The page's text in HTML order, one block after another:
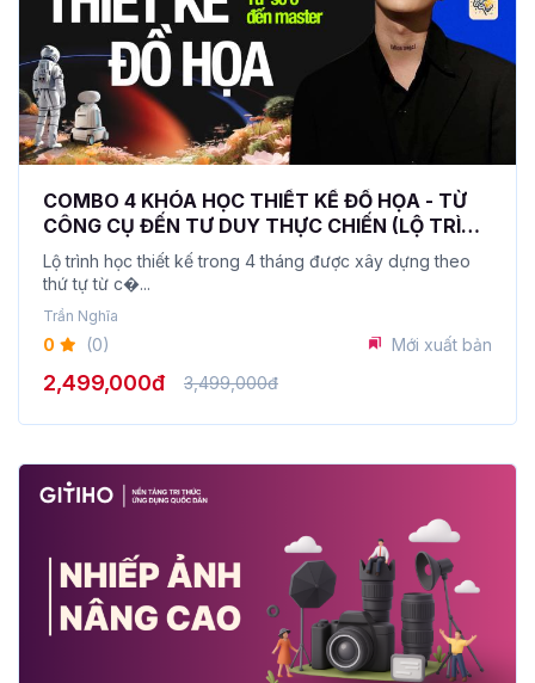
COMBO 4 KHÓA HỌC THIẾT KẾ ĐỒ HỌA - TỪ
CÔNG CỤ ĐẾN TƯ DUY THỰC CHIẾN (LỘ TRÌNH
4 THÁNG)
Lộ trình học thiết kế trong 4 tháng được xây dựng theo
thứ tự từ c�...
Trần Nghĩa
0 (0) Mới xuất bản
2,499,000đ 3,499,000đ